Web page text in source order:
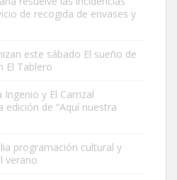
en la calle hace menos de un mes,
cari...
de recogida de envases y
este sábado El sueño de
El Tablero
y El Carrizal
de “Aquí nuestra
programación cultural y
verano